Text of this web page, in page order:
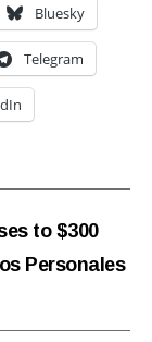
Bluesky
Telegram
to $300
Personales